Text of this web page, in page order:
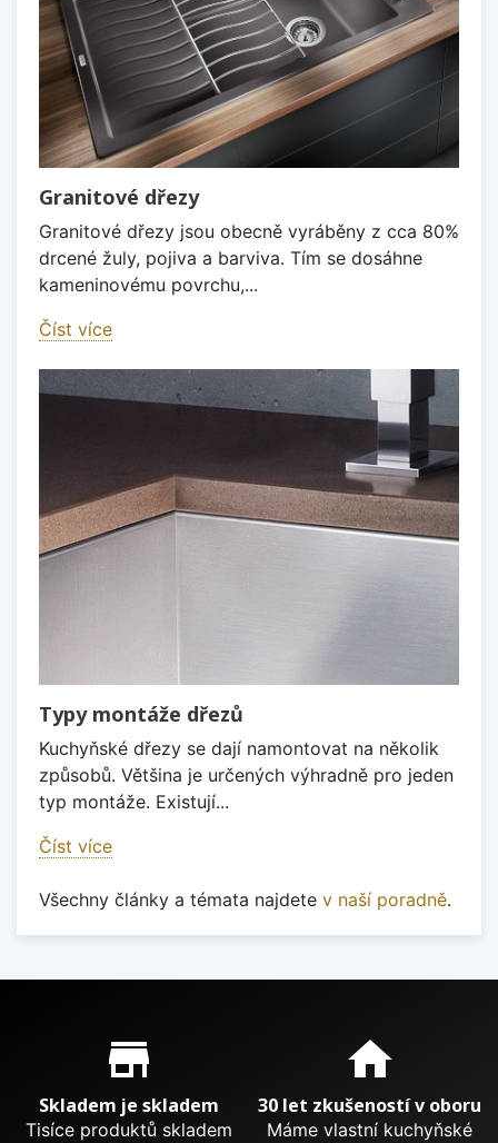
Granitové dřezy
Granitové dřezy jsou obecně vyráběny z cca 80%
drcené žuly, pojiva a barviva. Tím se dosáhne
kameninovému povrchu,...
Číst více
Typy montáže dřezů
Kuchyňské dřezy se dají namontovat na několik
způsobů. Většina je určených výhradně pro jeden
typ montáže. Existují...
Číst více
Všechny články a témata najdete v naší poradně.
Proč nakupovat u nás?
store_mall_directory
Skladem je skladem
Tisíce produktů skladem
home
30 let zkušeností v oboru
Máme vlastní kuchyňské